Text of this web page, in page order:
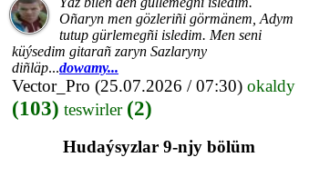
Oñaryn men gözleriñi görmänem, Adym
tutup gürlemegñi isledim. Men seni
küýsedim gitarañ zaryn Sazlaryny
diñläp...dowamy...
Vector_Pro (25.07.2026 / 07:30) okaldy
(103) teswirler (2)
Hudaýsyzlar 9-njy bölüm